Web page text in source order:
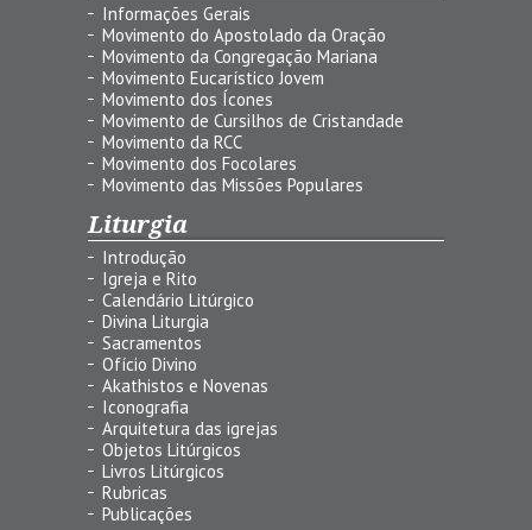
Informações Gerais
Movimento do Apostolado da Oração
Movimento da Congregação Mariana
Movimento Eucarístico Jovem
Movimento dos Ícones
Movimento de Cursilhos de Cristandade
Movimento da RCC
Movimento dos Focolares
Movimento das Missões Populares
Liturgia
Introdução
Igreja e Rito
Calendário Litúrgico
Divina Liturgia
Sacramentos
Ofício Divino
Akathistos e Novenas
Iconografia
Arquitetura das igrejas
Objetos Litúrgicos
Livros Litúrgicos
Rubricas
Publicações